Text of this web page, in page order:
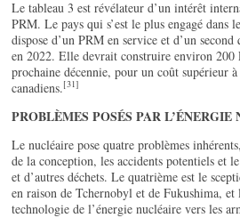
Le tableau 3 est révélateur d’un intérêt
PRM. Le pays qui s’est le plus engagé dans
dispose d’un PRM en service et d’un
en 2022. Elle devrait construire environ 200
prochaine décennie, pour un coût supérieur
canadiens.[31]
PROBLÈMES POSÉS PAR L’ÉNERGIE
Le nucléaire pose quatre problèmes
de la conception, les accidents potentiels et
et d’autres déchets. Le quatrième est le
en raison de Tchernobyl et de Fukushima, et
technologie de l’énergie nucléaire vers les